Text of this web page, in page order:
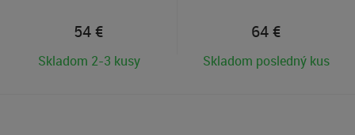
54€
Skladom 2-3 kusy
64€
Skladom posledný kus